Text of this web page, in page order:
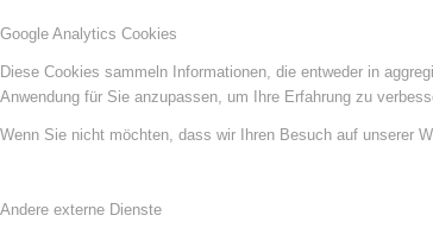
Google Analytics Cookies
Diese Cookies sammeln Informationen, die entweder in
Anwendung für Sie anzupassen, um Ihre Erfahrung zu
Wenn Sie nicht möchten, dass wir Ihren Besuch auf unserer
Andere externe Dienste